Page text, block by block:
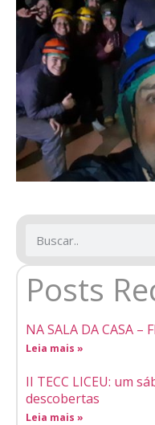
Posts
NA SALA DA CASA –
Leia mais »
II TECC LICEU: um
descobertas
Leia mais »